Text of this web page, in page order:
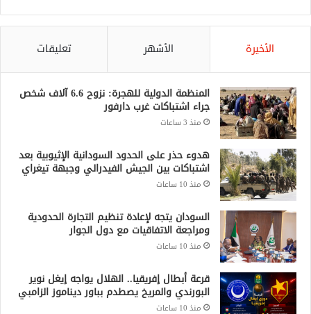
الأخيرة الأشهر تعليقات
المنظمة الدولية للهجرة: نزوح 6.6 آلاف شخص
جراء اشتباكات غرب دارفور
منذ 3 ساعات
هدوء حذر على الحدود السودانية الإثيوبية بعد
اشتباكات بين الجيش الفيدرالي وجبهة تيغراي
منذ 10 ساعات
السودان يتجه لإعادة تنظيم التجارة الحدودية
ومراجعة الاتفاقيات مع دول الجوار
منذ 10 ساعات
قرعة أبطال إفريقيا.. الهلال يواجه إيغل نوير
البورندي والمريخ يصطدم بباور ديناموز الزامبي
منذ 10 ساعات